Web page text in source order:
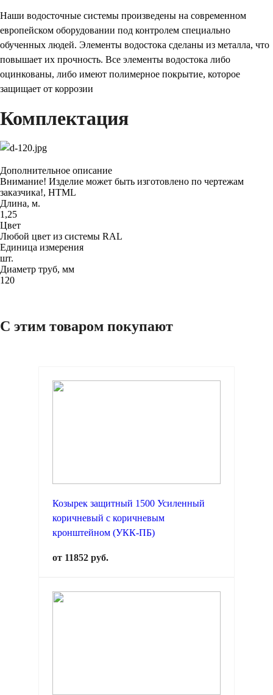
Наши водосточные системы произведены на современном
европейском оборудовании под контролем специально
обученных людей. Элементы водостока сделаны из металла, что
повышает их прочность. Все элементы водостока либо
оцинкованы, либо имеют полимерное покрытие, которое
защищает от коррозии
Комплектация
Дополнительное описание
Внимание! Изделие может быть изготовлено по чертежам
заказчика!, HTML
Длина, м.
1,25
Цвет
Любой цвет из системы RAL
Единица измерения
шт.
Диаметр труб, мм
120
С этим товаром покупают
Козырек защитный 1500 Усиленный
коричневый с коричневым
кронштейном (УКК-ПБ)
от 11852 руб.